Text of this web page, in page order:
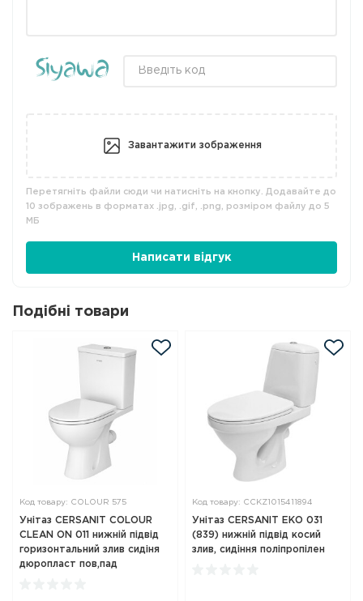
Завантажити зображення
Перетягніть файли сюди чи натисніть на кнопку. Додавайте до
10 зображень в форматах .jpg, .gif, .png, розміром файлу до 5
МБ
Написати відгук
Подібні товари
Код товару: COLOUR 575
Унітаз CERSANIT COLOUR
CLEAN ON 011 нижній підвід
горизонтальний злив сидіня
дюропласт пов,пад
Код товару: CCKZ1015411894
Унітаз CERSANIT ЕКО 031
(839) нижній підвід косий
злив, сидіння поліпропілен